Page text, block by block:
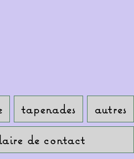
tapenades
autres
de contact